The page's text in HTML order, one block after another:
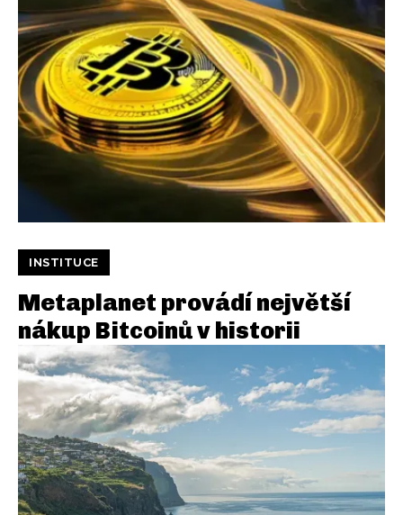
INSTITUCE
Metaplanet provádí největší
nákup Bitcoinů v historii